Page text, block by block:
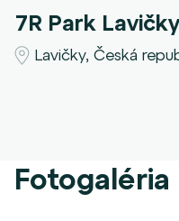
7R Park Lavičky
Lavičky, Česká
Fotogaléria